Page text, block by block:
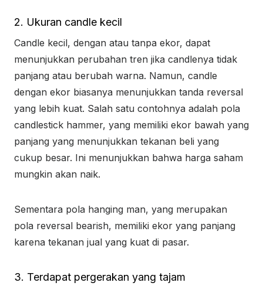
2. Ukuran candle kecil
Candle kecil, dengan atau tanpa ekor, dapat
menunjukkan perubahan tren jika candlenya tidak
panjang atau berubah warna. Namun, candle
dengan ekor biasanya menunjukkan tanda reversal
yang lebih kuat. Salah satu contohnya adalah pola
candlestick hammer, yang memiliki ekor bawah yang
panjang yang menunjukkan tekanan beli yang
cukup besar. Ini menunjukkan bahwa harga saham
mungkin akan naik.
Sementara pola hanging man, yang merupakan
pola reversal bearish, memiliki ekor yang panjang
karena tekanan jual yang kuat di pasar.
3. Terdapat pergerakan yang tajam